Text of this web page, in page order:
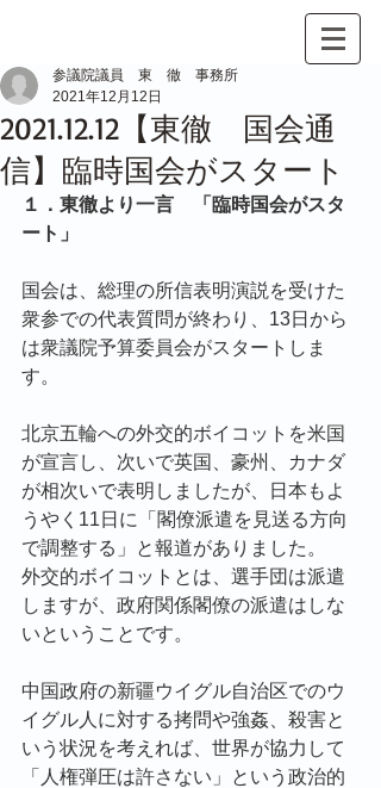
2021.12.12【東徹 国会通
信】臨時国会がスタート
参議院議員 東 徹 事務所
2021年12月12日
１．東徹より一言　「臨時国会がスタ
ート」
国会は、総理の所信表明演説を受けた
衆参での代表質問が終わり、13日から
は衆議院予算委員会がスタートしま
す。
北京五輪への外交的ボイコットを米国
が宣言し、次いで英国、豪州、カナダ
が相次いで表明しましたが、日本もよ
うやく11日に「閣僚派遣を見送る方向
で調整する」と報道がありました。
外交的ボイコットとは、選手団は派遣
しますが、政府関係閣僚の派遣はしな
いということです。
中国政府の新疆ウイグル自治区でのウ
イグル人に対する拷問や強姦、殺害と
いう状況を考えれば、世界が協力して
「人権弾圧は許さない」という政治的